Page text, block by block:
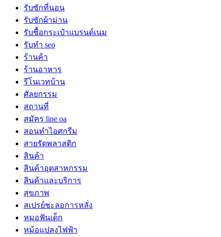
รับซักที่นอน
รับซักผ้าม่าน
รับซื้อกระเป๋าแบรนด์เนม
รับทำ seo
ร้านค้า
ร้านอาหาร
รีโนเวทบ้าน
ศัลยกรรม
สถานที่
สมัคร line oa
สอนทำไอศกรีม
สายรัดพลาสติก
สินค้า
สินค้าอุตสาหกรรม
สินค้าและบริการ
สุขภาพ
สเปรย์ชะลอการหลั่ง
หมอฟันเด็ก
หม้อแปลงไฟฟ้า